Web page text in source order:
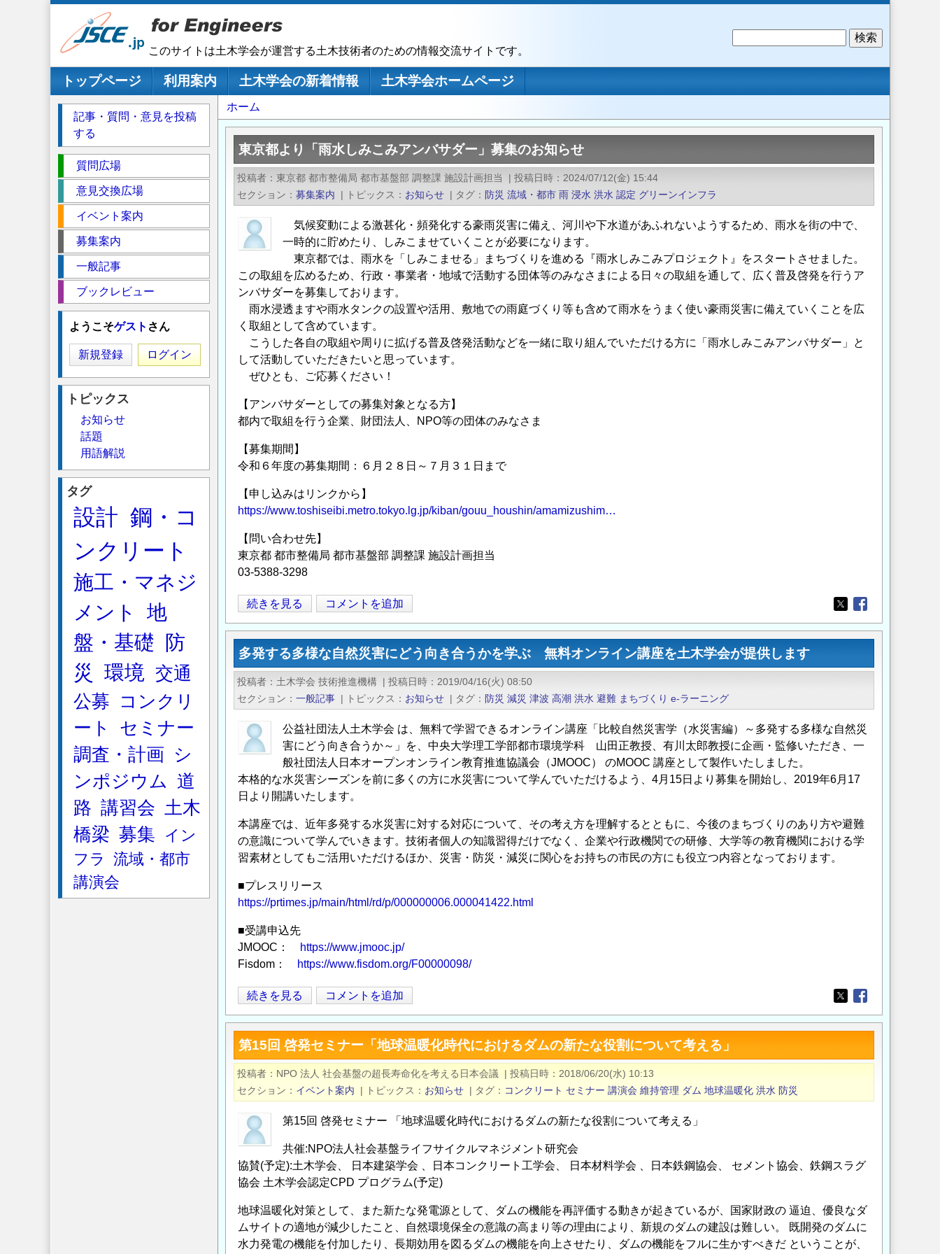
このサイトは土木学会が運営する土木技術者のための情報交流サイトです。
メインナビゲーション
トップページ 利用案内 土木学会の新着情報
土木学会ホームページ
パ
ン
く
ず
ホーム
東京都より「雨水しみこみアンバサダー」募集のお知らせ
投稿者 東京都 都市整備局 都市基盤部 調整課 施設計画担当 | 投稿日時
2024/07/12(金) 15:44
セクション
募集案内 | トピックス お知らせ | タグ 防災 流域・都市 雨 浸水 洪水 認定 グリーンインフラ
気候変動による激甚化・頻発化する豪雨災害に備え、河川や下水道があふれないようするため、雨水を街の中で、
一時的に貯めたり、しみこませていくことが必要になります。
東京都では、雨水を「しみこませる」まちづくりを進める『雨水しみこみプロジェクト』をスタートさせました。
この取組を広めるため、行政・事業者・地域で活動する団体等のみなさまによる日々の取組を通して、広く普及啓発を行うア
ンバサダーを募集しております。
雨水浸透ますや雨水タンクの設置や活用、敷地での雨庭づくり等も含めて雨水をうまく使い豪雨災害に備えていくことを広
く取組として含めています。
こうした各自の取組や周りに拡げる普及啓発活動などを一緒に取り組んでいただける方に「雨水しみこみアンバサダー」と
して活動していただきたいと思っています。
ぜひとも、ご応募ください！
【アンバサダーとしての募集対象となる方】
都内で取組を行う企業、財団法人、NPO等の団体のみなさま
【募集期間】
令和６年度の募集期間：６月２８日～７月３１日まで
【申し込みはリンクから】
https://www.toshiseibi.metro.tokyo.lg.jp/kiban/gouu_houshin/amamizushim…
【問い合わせ先】
東京都 都市整備局 都市基盤部 調整課 施設計画担当
03-5388-3298
東
京
都
よ
り
水
し
み
み
ア
バ
サ
ダ
ー」
募
の
お
知
ら
せ
の
続きを見る コメントを追加
Opens in a new
Opens in a new
多発する多様な自然災害にどう向き合うかを学ぶ 無料オンライン講座を土木学会が提供します
投稿者 土木学会 技術推進機構 | 投稿日時
2019/04/16(火) 08:50
セクション
一般記事 | トピックス お知らせ | タグ 防災 減災 津波 高潮 洪水 避難 まちづくり e-ラーニング
公益社団法人土木学会 は、無料で学習できるオンライン講座「比較自然災害学（水災害編）～多発する多様な自然災
害にどう向き合うか～」を、中央大学理工学部都市環境学科 山田正教授、有川太郎教授に企画・監修いただき、一
般社団法人日本オープンオンライン教育推進協議会（JMOOC） のMOOC 講座として製作いたしました。
本格的な水災害シーズンを前に多くの方に水災害について学んでいただけるよう、4月15日より募集を開始し、2019年6月17
日より開講いたします。
本講座では、近年多発する水災害に対する対応について、その考え方を理解するとともに、今後のまちづくりのあり方や避難
の意識について学んでいきます。技術者個人の知識習得だけでなく、企業や行政機関での研修、大学等の教育機関における学
習素材としてもご活用いただけるほか、災害・防災・減災に関心をお持ちの市民の方にも役立つ内容となっております。
■プレスリリース
https://prtimes.jp/main/html/rd/p/000000006.000041422.html
■受講申込先
JMOOC：
https://www.jmooc.jp/
Fisdom：
https://www.fisdom.org/F00000098/
多
発
す
る
多
な
自
然
害
に
ど
う
向
続きを見る コメントを追加
Opens in a new
Opens in a new
第15回 啓発セミナー「地球温暖化時代におけるダムの新たな役割について考える」
投稿者 NPO 法人 社会基盤の超長寿命化を考える日本会議 | 投稿日時
2018/06/20(水) 10:13
セクション
イベント案内 | トピックス お知らせ | タグ コンクリート セミナー 講演会 維持管理 ダム 地球温暖化 洪水 防災
第15回 啓発セミナー 「地球温暖化時代におけるダムの新たな役割について考える」
共催:NPO法人社会基盤ライフサイクルマネジメント研究会
協賛(予定):土木学会、 日本建築学会 、日本コンクリート工学会、 日本材料学会 、日本鉄鋼協会、 セメント協会、鉄鋼スラグ
協会 土木学会認定CPD プログラム(予定)
地球温暖化対策として、また新たな発電源として、ダムの機能を再評価する動きが起きているが、国家財政の 逼迫、優良なダ
ムサイトの適地が減少したこと、自然環境保全の意識の高まり等の理由により、新規のダムの建設は難しい。 既開発のダムに
水力発電の機能を付加したり、長期効用を図るダムの機能を向上させたり、ダムの機能をフルに生かすべきだ ということが、
記事・質問・意見を投稿
する
ク
シ
質問広場
意見交換広場
イベント案内
募集案内
一般記事
ブックレビュー
ようこそゲスト さん
新規登録 ログイン
トピックス
お知らせ
話題
用語解説
タグ
設計 鋼・コ
ンクリート
施工・マネジ
メント
地
盤・基礎
防
災
環境 交通
公募
コンクリ
ート
セミナー
調査・計画
シ
ンポジウム 道
路 講習会 土木
橋梁 募集
イン
フラ
流域・都市
講演会